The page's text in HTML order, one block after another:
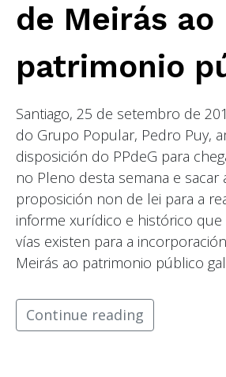
de Meirás ao
patrimonio
Santiago, 25 de setembro de
do Grupo Popular, Pedro Puy,
disposición do PPdeG para
no Pleno desta semana e sacar
proposición non de lei para a
informe xurídico e histórico
vías existen para a
Meirás ao patrimonio público
Continue reading